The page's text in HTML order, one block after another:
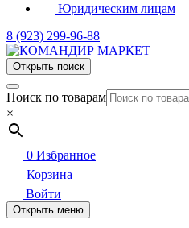
Юридическим лицам
8 (923) 299-96-88
Открыть поиск
Поиск по товарам
×
0 Избранное
Корзина
Войти
Открыть меню